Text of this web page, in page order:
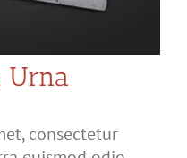
Urna
consectetur